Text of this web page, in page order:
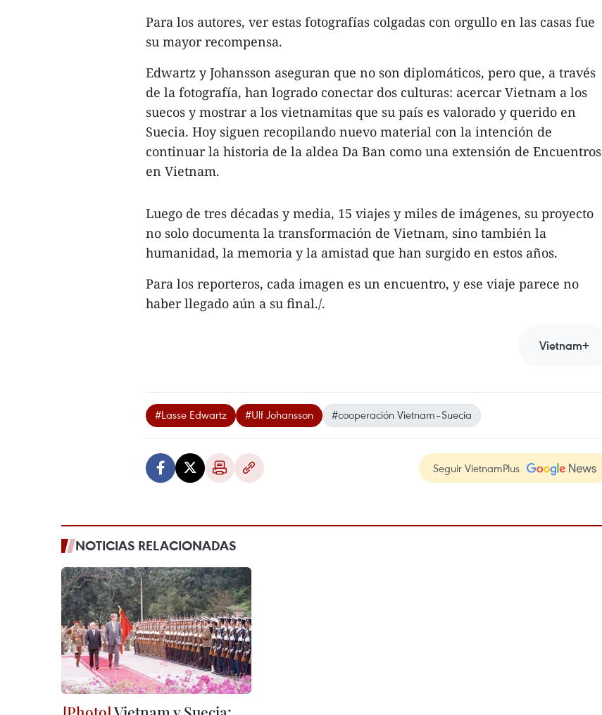
Para los autores, ver estas fotografías colgadas con orgullo en las casas fue
su mayor recompensa.
Edwartz y Johansson aseguran que no son diplomáticos, pero que, a través
de la fotografía, han logrado conectar dos culturas: acercar Vietnam a los
suecos y mostrar a los vietnamitas que su país es valorado y querido en
Suecia. Hoy siguen recopilando nuevo material con la intención de
continuar la historia de la aldea Da Ban como una extensión de Encuentros
en Vietnam.
Luego de tres décadas y media, 15 viajes y miles de imágenes, su proyecto
no solo documenta la transformación de Vietnam, sino también la
humanidad, la memoria y la amistad que han surgido en estos años.
Para los reporteros, cada imagen es un encuentro, y ese viaje parece no
haber llegado aún a su final./.
Vietnam+
#Lasse Edwartz #Ulf Johansson #cooperación Vietnam–Suecia
Seguir VietnamPlus
NOTICIAS RELACIONADAS